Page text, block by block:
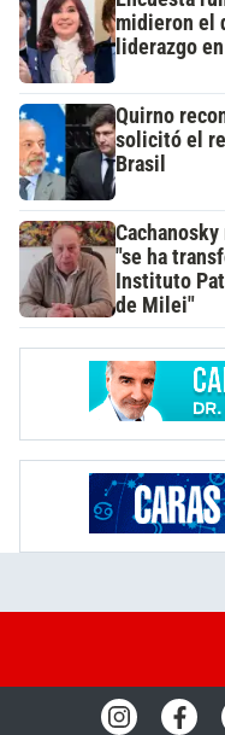
midieron el
liderazgo
Quirno
solicitó el
Brasil
"se ha
Instituto
de Milei"